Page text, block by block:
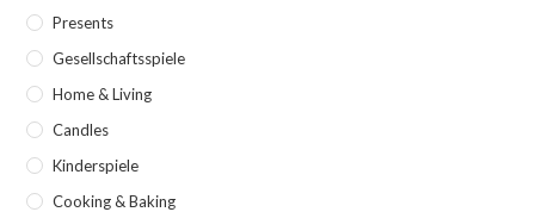
Presents
Gesellschaftsspiele
Home & Living
Candles
Kinderspiele
Cooking & Baking